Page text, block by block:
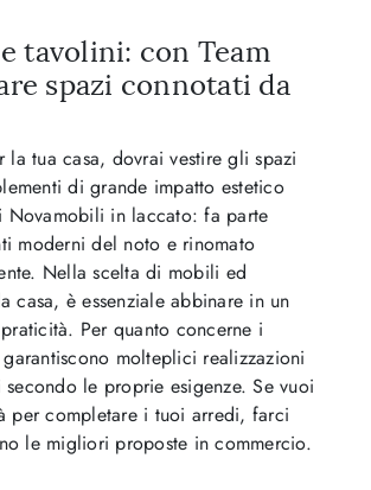
tavolini: con Team
spazi connotati da
tua casa, dovrai vestire gli spazi
di grande impatto estetico
Novamobili in laccato: fa parte
moderni del noto e rinomato
Nella scelta di mobili ed
casa, è essenziale abbinare in un
Per quanto concerne i
molteplici realizzazioni
le proprie esigenze. Se vuoi
per completare i tuoi arredi, farci
le migliori proposte in commercio.